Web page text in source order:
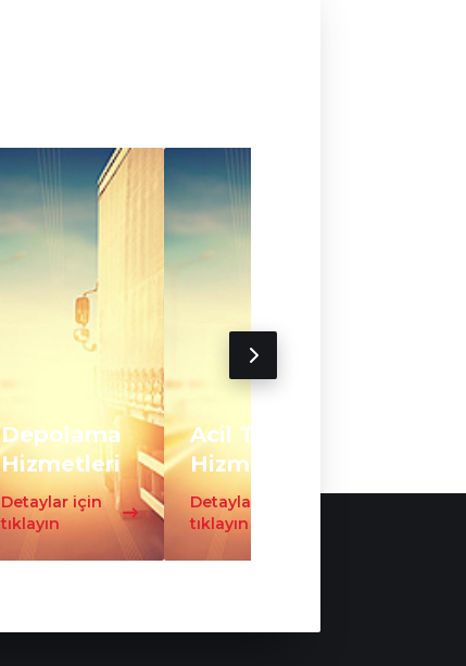
Depolama
Hizmetleri
Detaylar için
tıklayın
Acil Taşıma
Hizmeti
Detaylar için
tıklayın